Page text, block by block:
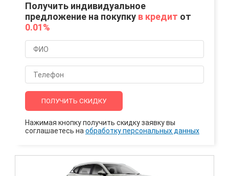
Получить индивидуальное
предложение на покупку в кредит от
0.01%
ПОЛУЧИТЬ СКИДКУ
Нажимая кнопку получить скидку заявку вы
соглашаетесь на обработку персональных данных